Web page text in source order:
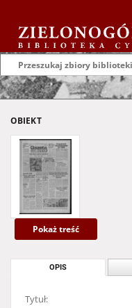
OBIEKT
Pokaż treść
OPIS
Tytuł: